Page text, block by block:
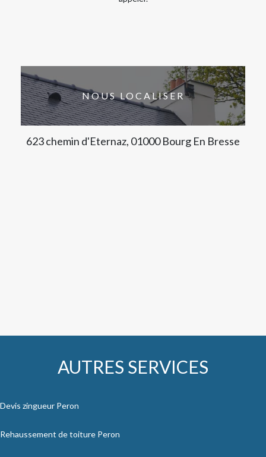
NOUS LOCALISER
623 chemin d'Eternaz, 01000 Bourg En Bresse
AUTRES SERVICES
Devis zingueur Peron
Rehaussement de toiture Peron